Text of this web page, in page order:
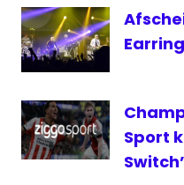
Ziggo
Dome
Sport
Switch’